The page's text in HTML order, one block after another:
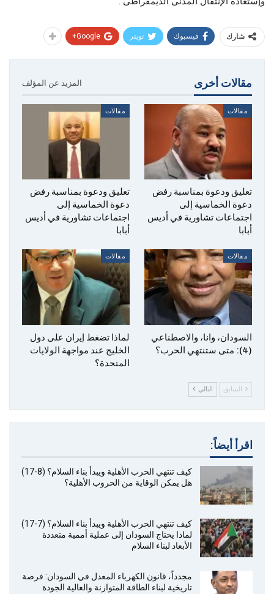
شارك فيسبوك تويتر Google+
مقالات أخرى المزيد عن المؤلف
مقالات
تعليق ودعوة بمناسبة رفض
دعوة الخماسية إلى
اجتماعات تشاورية في أديس
أبابا
مقالات
تعليق ودعوة بمناسبة رفض
دعوة الخماسية إلى
اجتماعات تشاورية في أديس
أبابا
مقالات
‎السودان، وانا، والاصطناعي
(4): متى ستنتهي الحرب؟
مقالات
لماذا تضغط إيران على دول
الخليج عند مواجهة الولايات
المتحدة؟
السابق التالي
اقرأ أيضاً:
كيف تنتهي الحرب الأهلية ويبدأ بناء السلام؟ (8-17)
هل يمكن الوقاية من الحروب الأهلية؟
كيف تنتهي الحرب الأهلية ويبدأ بناء السلام؟ (7-17)
لماذا يحتاج السودان إلى عملية أممية متعددة
الأبعاد لبناء السلام
مجدداً، قانون الكهرباء المعدل في السودان: فرصة
تاريخية لبناء الطاقة المتوازنة والعالية الجودة